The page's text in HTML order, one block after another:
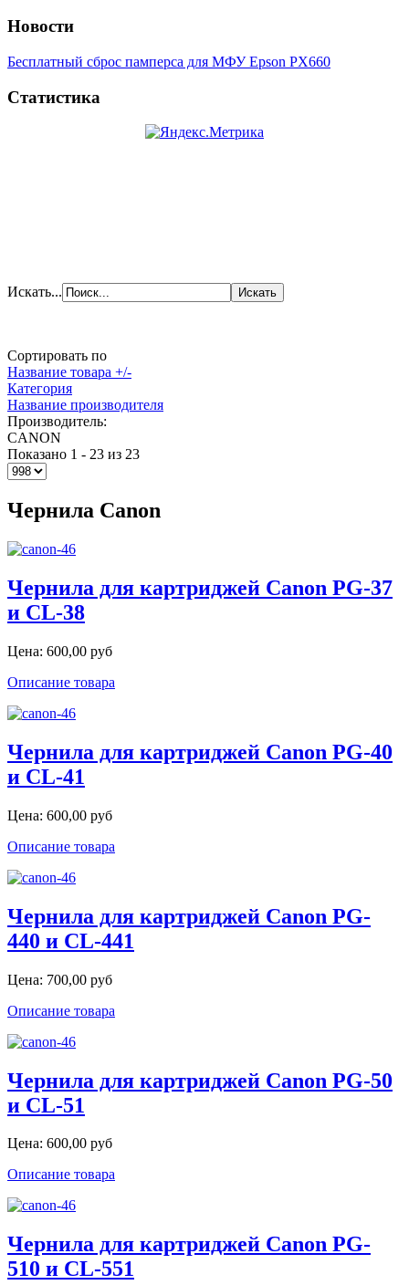
Новости
Бесплатный сброс памперса для МФУ Epson PX660
Статистика
Искать...
Сортировать по
Название товара +/-
Категория
Название производителя
Производитель:
CANON
Показано 1 - 23 из 23
Чернила Canon
Чернила для картриджей Canon PG-37
и CL-38
Цена: 600,00 руб
Описание товара
Чернила для картриджей Canon PG-40
и CL-41
Цена: 600,00 руб
Описание товара
Чернила для картриджей Canon PG-
440 и CL-441
Цена: 700,00 руб
Описание товара
Чернила для картриджей Canon PG-50
и CL-51
Цена: 600,00 руб
Описание товара
Чернила для картриджей Canon PG-
510 и CL-551